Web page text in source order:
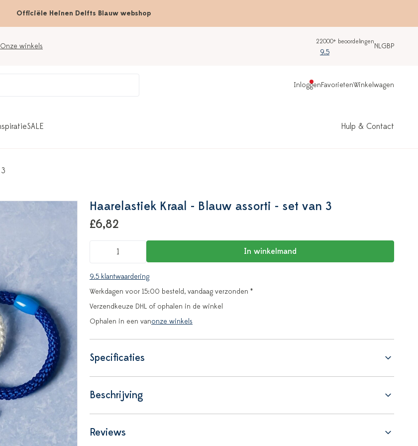
Officiële Heinen Delfts Blauw webshop
Onze winkels
22000+ beoordelingen
9.5
NLGBP
InloggenFavorietenWinkelwagen
SALE Hulp & Contact
Haarelastiek Kraal - Blauw assorti - set van 3
£6,82
In winkelmand
9.5 klantwaardering
Werkdagen voor 15:00 besteld, vandaag verzonden *
Verzendkeuze DHL of ophalen in de winkel
Ophalen in een vanonze winkels
Specificaties
Beschrijving
Reviews